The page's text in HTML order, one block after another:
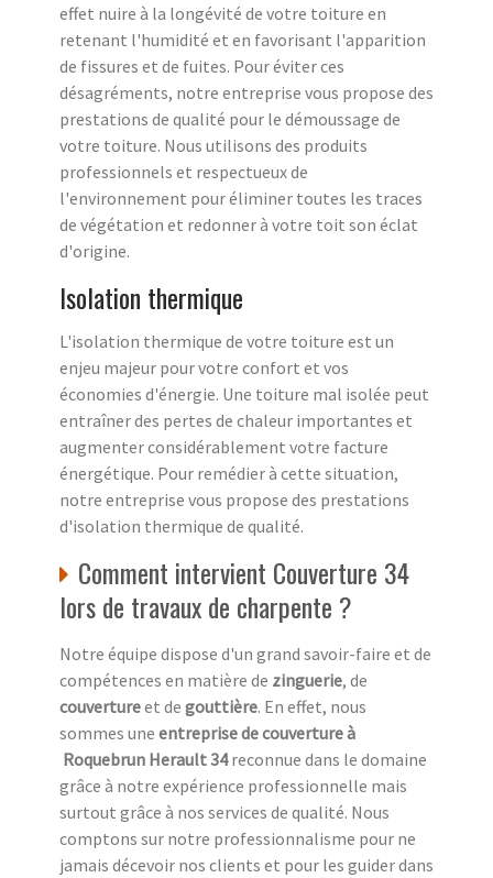
effet nuire à la longévité de votre toiture en
retenant l'humidité et en favorisant l'apparition
de fissures et de fuites. Pour éviter ces
désagréments, notre entreprise vous propose des
prestations de qualité pour le démoussage de
votre toiture. Nous utilisons des produits
professionnels et respectueux de
l'environnement pour éliminer toutes les traces
de végétation et redonner à votre toit son éclat
d'origine.
Isolation thermique
L'isolation thermique de votre toiture est un
enjeu majeur pour votre confort et vos
économies d'énergie. Une toiture mal isolée peut
entraîner des pertes de chaleur importantes et
augmenter considérablement votre facture
énergétique. Pour remédier à cette situation,
notre entreprise vous propose des prestations
d'isolation thermique de qualité.
Comment intervient Couverture 34
lors de travaux de charpente ?
Notre équipe dispose d'un grand savoir-faire et de
compétences en matière de zinguerie, de
couvertureet de gouttière. En effet, nous
sommes une entreprise de couverture à
Roquebrun Herault 34reconnue dans le domaine
grâce à notre expérience professionnelle mais
surtout grâce à nos services de qualité. Nous
comptons sur notre professionnalisme pour ne
jamais décevoir nos clients et pour les guider dans